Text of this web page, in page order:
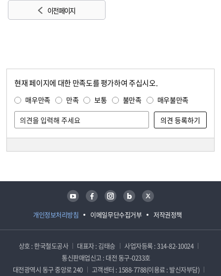
이전 페이지
현재 페이지에 대한 만족도를 평가하여 주십시오.
매우만족 만족 보통 불만족 매우불만족
개인정보처리방침 이메일무단수집거부 저작권정책
유튜브 페이스북 인스타그램 블로그 트위터
상호 : 한국철도공사 대표자 : 김태승
사업자등록 : 314-82-10024
통신판매업신고 : 대전 동구-0233호
대전광역시 동구 중앙로 240
고객센터 : 1588-7788(이용료 : 발신자부담)